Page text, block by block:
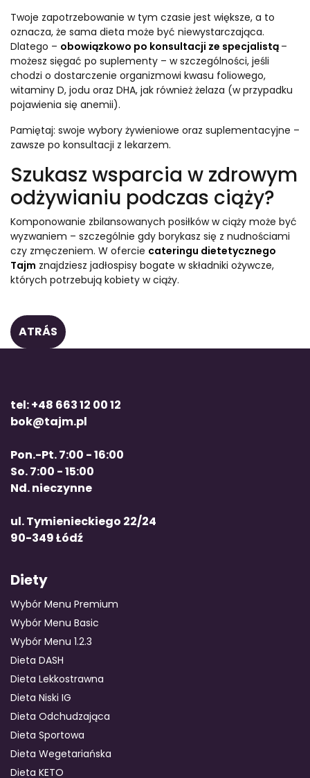
Twoje zapotrzebowanie w tym czasie jest większe, a to
oznacza, że sama dieta może być niewystarczająca.
Dlatego – obowiązkowo po konsultacji ze specjalistą –
możesz sięgać po suplementy – w szczególności, jeśli
chodzi o dostarczenie organizmowi kwasu foliowego,
witaminy D, jodu oraz DHA, jak również żelaza (w przypadku
pojawienia się anemii).
Pamiętaj: swoje wybory żywieniowe oraz suplementacyjne –
zawsze po konsultacji z lekarzem.
Szukasz wsparcia w zdrowym
odżywianiu podczas ciąży?
Komponowanie zbilansowanych posiłków w ciąży może być
wyzwaniem – szczególnie gdy borykasz się z nudnościami
czy zmęczeniem. W ofercie cateringu dietetycznego
Tajm znajdziesz jadłospisy bogate w składniki ożywcze,
których potrzebują kobiety w ciąży.
ATRÁS
tel: +48 663 12 00 12
bok@tajm.pl
Pon.-Pt. 7:00 - 16:00
So. 7:00 - 15:00
Nd. nieczynne
ul. Tymienieckiego 22/24
90-349 Łódź
Diety
Wybór Menu Premium
Wybór Menu Basic
Wybór Menu 1.2.3
Dieta DASH
Dieta Lekkostrawna
Dieta Niski IG
Dieta Odchudzająca
Dieta Sportowa
Dieta Wegetariańska
Dieta KETO